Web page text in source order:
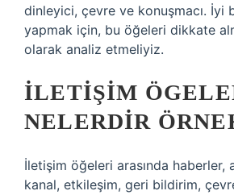
dinleyici, çevre ve konuşmacı. İyi
yapmak için, bu öğeleri dikkate
olarak analiz etmeliyiz.
İLETIŞIM
NELERDIR
İletişim öğeleri arasında haberler,
kanal, etkileşim, geri bildirim,